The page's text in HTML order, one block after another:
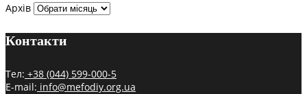
Архів
Контакти
Тел: +38 (044) 599-000-5
E-mail: info@mefodiy.org.ua